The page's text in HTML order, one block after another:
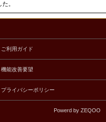
。
ご利用ガイド
機能改善要望
プライバシーポリシー
Powerd by ZEQOO